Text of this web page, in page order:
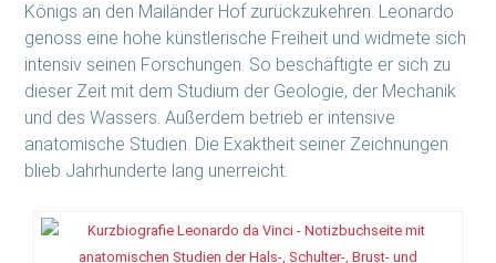
Königs an den Mailänder Hof zurückzukehren. Leonardo
genoss eine hohe künstlerische Freiheit und widmete sich
intensiv seinen Forschungen. So beschäftigte er sich zu
dieser Zeit mit dem Studium der Geologie, der Mechanik
und des Wassers. Außerdem betrieb er intensive
anatomische Studien. Die Exaktheit seiner Zeichnungen
blieb Jahrhunderte lang unerreicht.